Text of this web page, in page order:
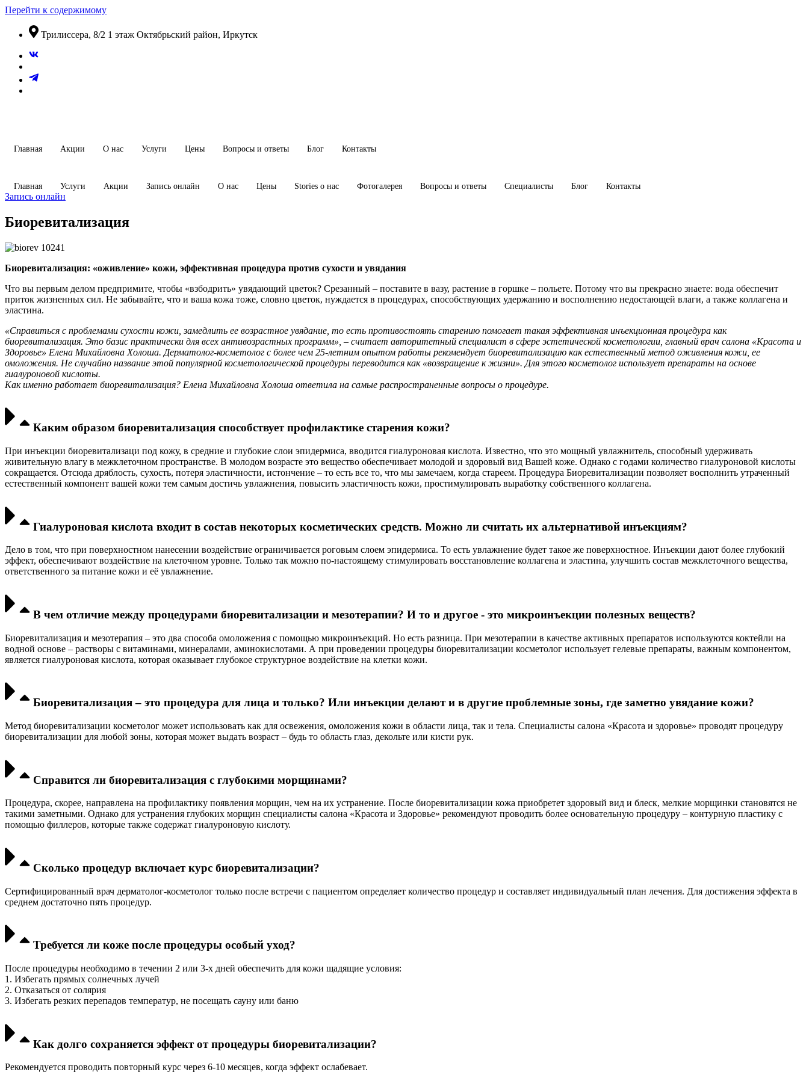
Перейти к содержимому
​Трилиссера, 8/2​ 1 этаж​ Октябрьский район, Иркутск
Главная Акции О нас Услуги Цены Вопросы и ответы Блог Контакты
Главная Услуги Акции Запись онлайн О нас Цены Stories о нас Фотогалерея Вопросы и ответы Специалисты Блог Контакты
Запись онлайн
Биоревитализация
Биоревитализация: «оживление» кожи, эффективная процедура против сухости и увядания
Что вы первым делом предпримите, чтобы «взбодрить» увядающий цветок? Срезанный – поставите в вазу, растение в горшке – польете. Потому что вы прекрасно знаете: вода обеспечит
приток жизненных сил. Не забывайте, что и ваша кожа тоже, словно цветок, нуждается в процедурах, способствующих удержанию и восполнению недостающей влаги, а также коллагена и
эластина.
«Справиться с проблемами сухости кожи, замедлить ее возрастное увядание, то есть противостоять старению помогает такая эффективная инъекционная процедура как
биоревитализация. Это базис практически для всех антивозрастных программ», – считает авторитетный специалист в сфере эстетической косметологии, главный врач салона «Красота и
Здоровье» Елена Михайловна Холоша. Дерматолог-косметолог с более чем 25-летним опытом работы рекомендует биоревитализацию как естественный метод оживления кожи, ее
омоложения. Не случайно название этой популярной косметологической процедуры переводится как «возвращение к жизни». Для этого косметолог использует препараты на основе
гиалуроновой кислоты.
Как именно работает биоревитализация? Елена Михайловна Холоша ответила на самые распространенные вопросы о процедуре.
Каким образом биоревитализация способствует профилактике старения кожи?
При инъекции биоревитализаци под кожу, в средние и глубокие слои эпидермиса, вводится гиалуроновая кислота. Известно, что это мощный увлажнитель, способный удерживать
живительную влагу в межклеточном пространстве. В молодом возрасте это вещество обеспечивает молодой и здоровый вид Вашей коже. Однако с годами количество гиалуроновой кислоты
сокращается. Отсюда дряблость, сухость, потеря эластичности, истончение – то есть все то, что мы замечаем, когда стареем. Процедура Биоревитализации позволяет восполнить утраченный
естественный компонент вашей кожи тем самым достичь увлажнения, повысить эластичность кожи, простимулировать выработку собственного коллагена.
Гиалуроновая кислота входит в состав некоторых косметических средств. Можно ли считать их альтернативой инъекциям?
Дело в том, что при поверхностном нанесении воздействие ограничивается роговым слоем эпидермиса. То есть увлажнение будет такое же поверхностное. Инъекции дают более глубокий
эффект, обеспечивают воздействие на клеточном уровне. Только так можно по-настоящему стимулировать восстановление коллагена и эластина, улучшить состав межклеточного вещества,
ответственного за питание кожи и её увлажнение.
В чем отличие между процедурами биоревитализации и мезотерапии? И то и другое - это микроинъекции полезных веществ?
Биоревитализация и мезотерапия – это два способа омоложения с помощью микроинъекций. Но есть разница. При мезотерапии в качестве активных препаратов используются коктейли на
водной основе – растворы с витаминами, минералами, аминокислотами. А при проведении процедуры биоревитализации косметолог использует гелевые препараты, важным компонентом,
является гиалуроновая кислота, которая оказывает глубокое структурное воздействие на клетки кожи.
Биоревитализация – это процедура для лица и только? Или инъекции делают и в другие проблемные зоны, где заметно увядание кожи?
Метод биоревитализации косметолог может использовать как для освежения, омоложения кожи в области лица, так и тела. Специалисты салона «Красота и здоровье» проводят процедуру
биоревитализации для любой зоны, которая может выдать возраст – будь то область глаз, декольте или кисти рук.
Справится ли биоревитализация с глубокими морщинами?
Процедура, скорее, направлена на профилактику появления морщин, чем на их устранение. После биоревитализации кожа приобретет здоровый вид и блеск, мелкие морщинки становятся не
такими заметными. Однако для устранения глубоких морщин специалисты салона «Красота и Здоровье» рекомендуют проводить более основательную процедуру – контурную пластику с
помощью филлеров, которые также содержат гиалуроновую кислоту.
Сколько процедур включает курс биоревитализации?
Сертифицированный врач дерматолог-косметолог только после встречи с пациентом определяет количество процедур и составляет индивидуальный план лечения. Для достижения эффекта в
среднем достаточно пять процедур.
Требуется ли коже после процедуры особый уход?
После процедуры необходимо в течении 2 или 3-х дней обеспечить для кожи щадящие условия:
1. Избегать прямых солнечных лучей
2. Отказаться от солярия
3. Избегать резких перепадов температур, не посещать сауну или баню
Как долго сохраняется эффект от процедуры биоревитализации?
Рекомендуется проводить повторный курс через 6-10 месяцев, когда эффект ослабевает.